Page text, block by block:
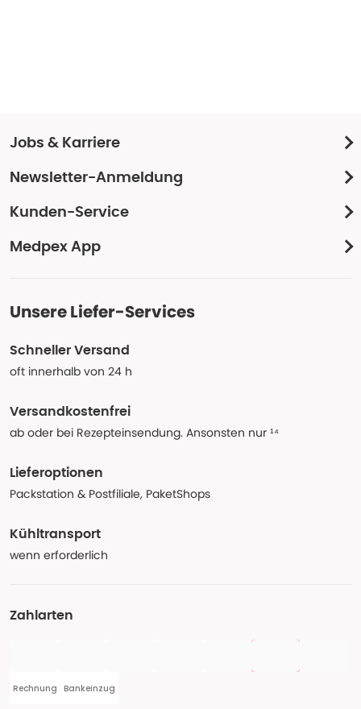
Jobs & Karriere
Newsletter-Anmeldung
Kunden-Service
Medpex App
Unsere Liefer-Services
Schneller Versand
oft innerhalb von 24 h
Versandkostenfrei
ab oder bei Rezepteinsendung. Ansonsten nur ¹⁴
Lieferoptionen
Packstation & Postfiliale, PaketShops
Kühltransport
wenn erforderlich
Zahlarten
Rechnung Bankeinzug